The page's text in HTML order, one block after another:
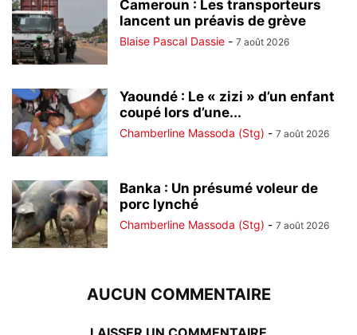
Cameroun : Les transporteurs
lancent un préavis de grève
Blaise Pascal Dassie - 7 août 2026
Yaoundé : Le « zizi » d’un enfant
coupé lors d’une...
Chamberline Massoda (Stg) - 7 août 2026
Banka : Un présumé voleur de
porc lynché
Chamberline Massoda (Stg) - 7 août 2026
AUCUN COMMENTAIRE